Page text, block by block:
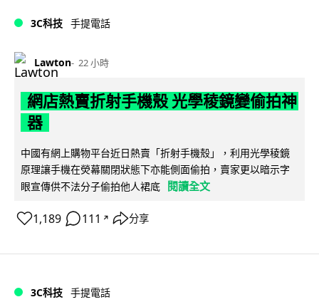
3C科技 手提電話
Lawton 22 小時
網店熱賣折射手機殼 光學稜鏡變偷拍神
器
中國有網上購物平台近日熱賣「折射手機殼」，利用光學稜鏡
原理讓手機在熒幕關閉狀態下亦能側面偷拍，賣家更以暗示字
眼宣傳供不法分子偷拍他人裙底
閱讀全文
1,189 111 ↗ 分享
3C科技 手提電話